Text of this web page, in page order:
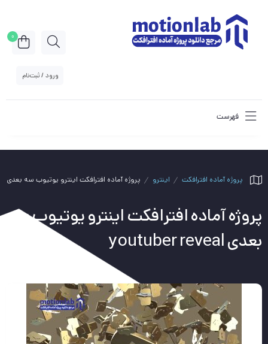
ورود / ثبت‌نام
0
فهرست
پروژه آماده افترافکت اینترو پروژه آماده افترافکت اینترو یوتیوب سه بعدی youtuber reveal
پروژه آماده افترافکت اینترو یوتیوب سه
بعدی youtuber reveal